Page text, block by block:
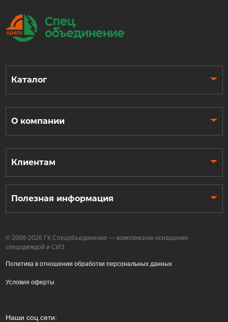
Каталог
О компании
Клиентам
Полезная информация
© 2008-2026 ГК Спецобъединение — комплексное оснащение
спецодеждой и СИЗ.
Политика в отношении обработки персональных данных
Условия оферты
Наши соц.сети: